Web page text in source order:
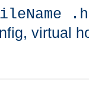
virtual